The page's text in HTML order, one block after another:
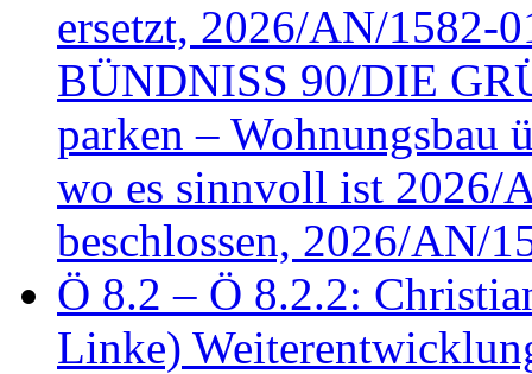
ersetzt, 2026/AN/1582-
BÜNDNISS 90/DIE
parken – Wohnungsbau
wo es sinnvoll ist 2026/
beschlossen, 2026/AN/
Ö 8.2 – Ö 8.2.2:
Linke)